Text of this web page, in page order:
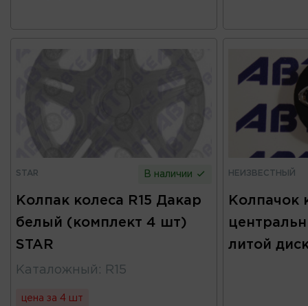
STAR В наличии
Колпак колеса R15 Дакар
белый (комплект 4 шт)
STAR
Каталожный : R15
цена за 4 шт
НЕИЗВЕСТНЫЙ
Колпачок
литой